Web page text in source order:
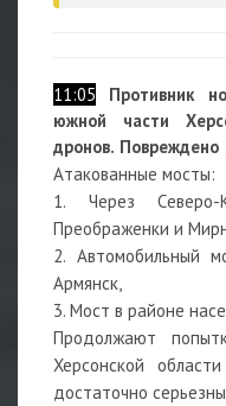
11:05
Противник
южной части
дронов.
Атакованные мосты:
1. Через
Преображенки и
2. Автомобильный
Армянск,
3. Мост в районе
Продолжают
Херсонской
достаточно